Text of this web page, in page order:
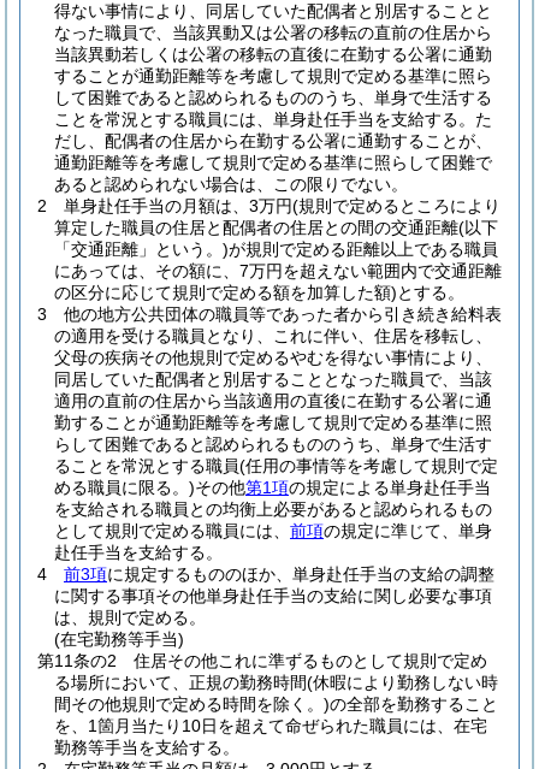
得ない事情により、同居していた配偶者と別居することと
なった職員で、当該異動又は公署の移転の直前の住居から
当該異動若しくは公署の移転の直後に在勤する公署に通勤
することが通勤距離等を考慮して規則で定める基準に照ら
して困難であると認められるもののうち、単身で生活する
ことを常況とする職員には、単身赴任手当を支給する。 た
だし、配偶者の住居から在勤する公署に通勤することが、
通勤距離等を考慮して規則で定める基準に照らして困難で
あると認められない場合は、この限りでない。
2
単身赴任手当の月額は、3万円(規則で定めるところにより
算定した職員の住居と配偶者の住居との間の交通距離(以下
「交通距離」という。)が規則で定める距離以上である職員
にあっては、その額に、7万円を超えない範囲内で交通距離
の区分に応じて規則で定める額を加算した額)とする。
3
他の地方公共団体の職員等であった者から引き続き給料表
の適用を受ける職員となり、これに伴い、住居を移転し、
父母の疾病その他規則で定めるやむを得ない事情により、
同居していた配偶者と別居することとなった職員で、当該
適用の直前の住居から当該適用の直後に在勤する公署に通
勤することが通勤距離等を考慮して規則で定める基準に照
らして困難であると認められるもののうち、単身で生活す
ることを常況とする職員(任用の事情等を考慮して規則で定
める職員に限る。)その他第1項の規定による単身赴任手当
を支給される職員との均衡上必要があると認められるもの
として規則で定める職員には、 前項の規定に準じて、単身
赴任手当を支給する。
4
前3項に規定するもののほか、単身赴任手当の支給の調整
に関する事項その他単身赴任手当の支給に関し必要な事項
は、規則で定める。
(在宅勤務等手当)
第11条の2
住居その他これに準ずるものとして規則で定め
る場所において、正規の勤務時間(休暇により勤務しない時
間その他規則で定める時間を除く。)の全部を勤務すること
を、1箇月当たり10日を超えて命ぜられた職員には、在宅
勤務等手当を支給する。